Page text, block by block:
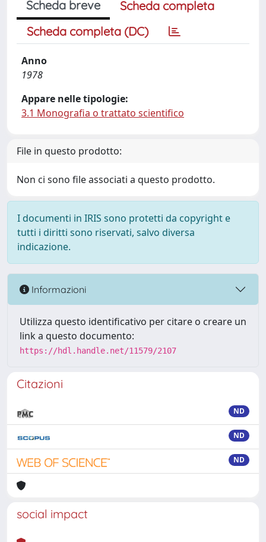
Scheda breve
Scheda completa
Scheda completa (DC)
Anno
1978
Appare nelle tipologie:
3.1 Monografia o trattato scientifico
File in questo prodotto:
Non ci sono file associati a questo prodotto.
I documenti in IRIS sono protetti da copyright e
tutti i diritti sono riservati, salvo diversa
indicazione.
Informazioni
Utilizza questo identificativo per citare o creare un
link a questo documento:
https://hdl.handle.net/11579/2107
Citazioni
ND
ND
ND
social impact